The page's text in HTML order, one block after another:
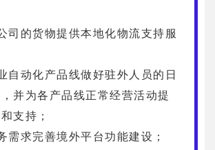
司的货物提供本地化物流支持服
自动化产品线做好驻外人员的日
并为各产品线正常经营活动提
支持；
需求完善境外平台功能建设；